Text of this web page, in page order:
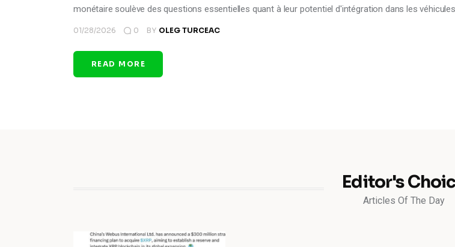
monétaire soulève des questions essentielles quant à leur potentiel d'intégration dans les
01/28/2026 0 BY OLEG TURCEAC
READ MORE
Editor's
Articles Of The Day